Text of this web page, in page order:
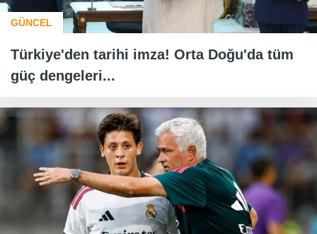
GÜNCEL
Türkiye'den tarihi imza! Orta Doğu'da tüm
güç dengeleri...